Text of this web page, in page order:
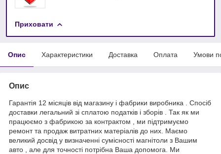
Приховати
Опис Характеристики Доставка Оплата Умови
Опис
Гарантія 12 місяців від магазину і фабрики виробника . Спосіб
доставки легальний зі сплатою податків і зборів . Так як ми
працюємо з фабрикою за контрактом , ми підтримуємо
ремонт та продаж витратних матеріалів до них. Маємо
великий досвід у визначенні сумісності магнітоли з Вашим
авто , але для точності потрібна Ваша допомога. Ми